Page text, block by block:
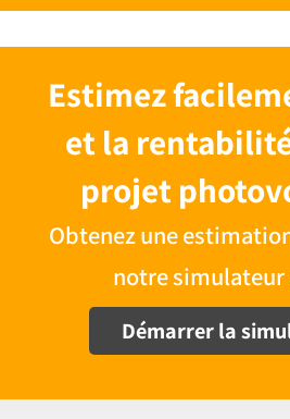
Estimez
et la
projet
Obtenez une
notre simulateur
Démarrer la